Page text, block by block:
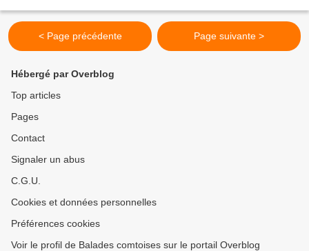
< Page précédente Page suivante >
Hébergé par Overblog
Top articles
Pages
Contact
Signaler un abus
C.G.U.
Cookies et données personnelles
Préférences cookies
Voir le profil de Balades comtoises sur le portail Overblog